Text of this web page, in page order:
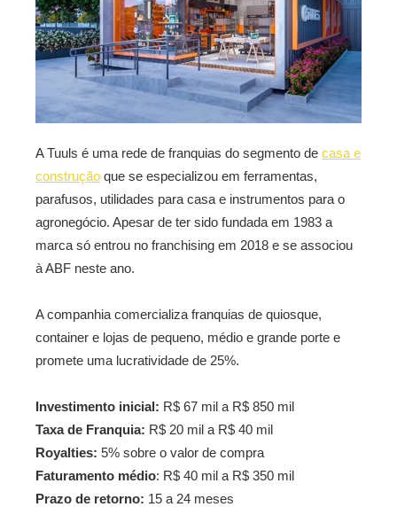
A Tuuls é uma rede de franquias do segmento de casa e
construção que se especializou em ferramentas,
parafusos, utilidades para casa e instrumentos para o
agronegócio. Apesar de ter sido fundada em 1983 a
marca só entrou no franchising em 2018 e se associou
à ABF neste ano.
A companhia comercializa franquias de quiosque,
container e lojas de pequeno, médio e grande porte e
promete uma lucratividade de 25%.
Investimento inicial: R$ 67 mil a R$ 850 mil
Taxa de Franquia: R$ 20 mil a R$ 40 mil
Royalties: 5% sobre o valor de compra
Faturamento médio: R$ 40 mil a R$ 350 mil
Prazo de retorno: 15 a 24 meses